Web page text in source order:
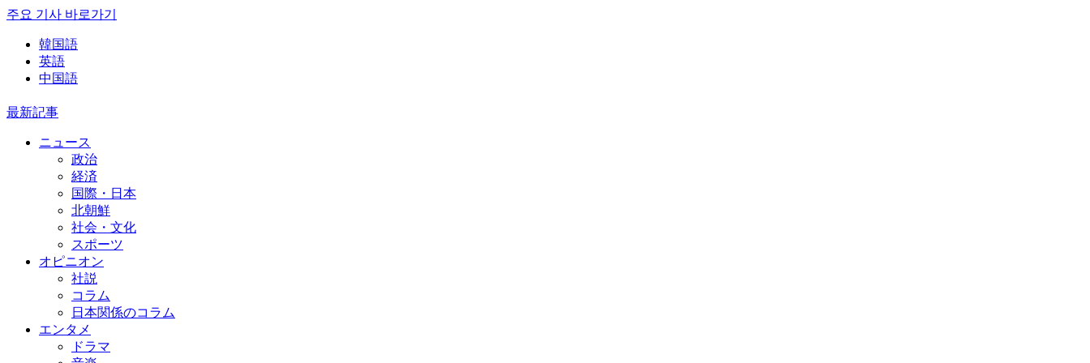
주요 기사 바로가기
韓国語
英語
中国語
最新記事
ニュース
政治
経済
国際・日本
北朝鮮
社会・文化
スポーツ
オピニオン
社説
コラム
日本関係のコラム
エンタメ
ドラマ